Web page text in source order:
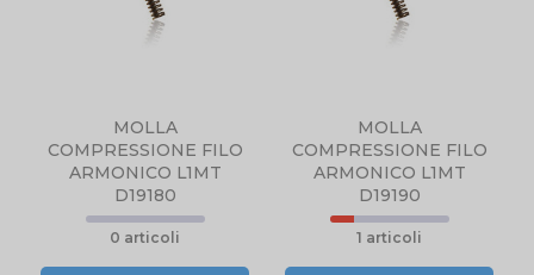
MOLLA
COMPRESSIONE FILO
ARMONICO L1MT
D19180
0 articoli
MOLLA
COMPRESSIONE FILO
ARMONICO L1MT
D19190
1 articoli